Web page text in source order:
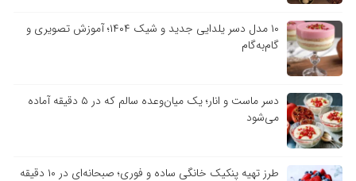
۱۰ مدل دسر یلدایی جدید و شیک ۱۴۰۴؛ آموزش تصویری و
گام‌به‌گام
دسر ماست و انار؛ یک میان‌وعده سالم که در ۵ دقیقه آماده
می‌شود
طرز تهیه پنکیک خانگی ساده و فوری؛ صبحانه‌ای در ۱۰ دقیقه